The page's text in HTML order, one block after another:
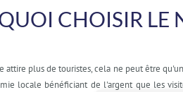
CHOISIR LE
attire plus de touristes, cela ne peut être
locale bénéficiant de l'argent que les